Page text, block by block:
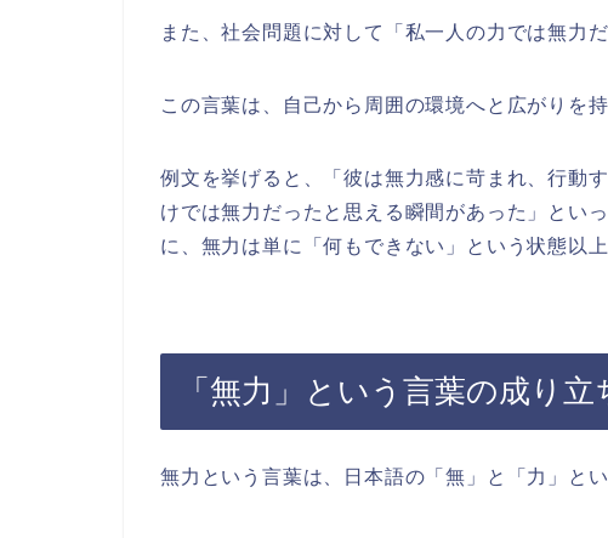
また、社会問題に対して「私一人の力では無力
この言葉は、自己から周囲の環境へと広がりを
例文を挙げると、「彼は無力感に苛まれ、行動
けでは無力だったと思える瞬間があった」とい
に、無力は単に「何もできない」という状態以
「無力」という言葉の成り
無力という言葉は、日本語の「無」と「力」と